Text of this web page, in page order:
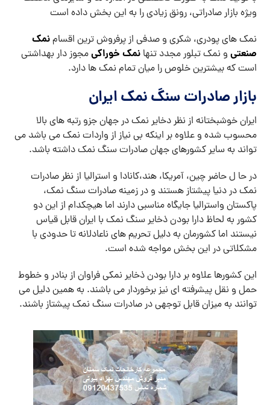
ویژه بازار صادراتی، رونق زیادی را به این بخش داده است
نمک های پودری، شکری و صدفی از پرفروش ترین اقسامنمک
صنعتی و نمک تبلور مجدد تنهانمک خوراکیمجوز دار بهداشتی
است که بیشترین خلوص را میان تمام نمک ها دارد.
بازار صادرات سنگ نمک ایران
ایران خوشبختانه از نظر دخایر نمک در جهان جزو رتبه های بالا
محسوب شده و علاوه بر اینکه بی نیاز از واردات نمک می باشد می
تواند به سایر کشورهای جهان صادرات سنگ نمک داشته باشد.
در حا ل حاضر چین، آمریکا، هند،کانادا و استرالیا از نظر صادرات
نمک در دنیا پیشتاز هستند و در زمینه صادرات سنگ نمک،
پاکستان واسترالیا جایگاه مناسبی دارند اما هیچکدام از این دو
کشور به لحاظ دارا بودن ذخایر سنگ نمک با ایران قابل قیاس
نیستند اما کشورمان به دلیل تحریم های ناعادلانه تا حدودی با
مشکلاتی در این بخش مواجه شده است.
این کشورها علاوه بر دارا بودن ذخایر نمکی فراوان از بنادر و خطوط
حمل و نقل پیشرفته ای نیز برخوردار می باشند. به همین دلیل می
توانند به میزان قابل توجهی در صادرات سنگ نمک پیشتاز باشند.